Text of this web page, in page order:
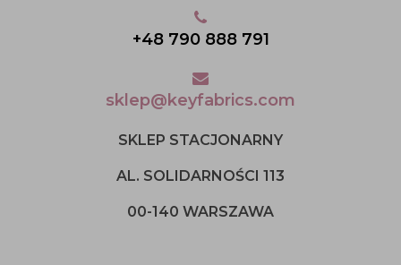
+48 790 888 791
sklep@keyfabrics.com
SKLEP STACJONARNY
AL. SOLIDARNOŚCI 113
00-140 WARSZAWA